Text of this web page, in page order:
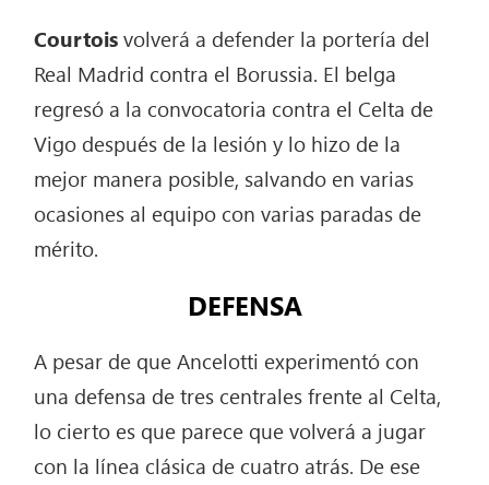
Courtoisvolverá a defender la portería del
Real Madrid contra el Borussia. El belga
regresó a la convocatoria contra el Celta de
Vigo después de la lesión y lo hizo de la
mejor manera posible, salvando en varias
ocasiones al equipo con varias paradas de
mérito.
DEFENSA
A pesar de que Ancelotti experimentó con
una defensa de tres centrales frente al Celta,
lo cierto es que parece que volverá a jugar
con la línea clásica de cuatro atrás. De ese